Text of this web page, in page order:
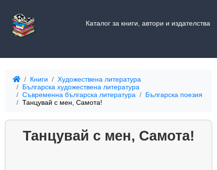
Каталог за книги, автори и издателства
Книги
Художествена литература
Българска художествена литература
Съвременна българска литература
Българска поезия
Танцувай с мен, Самота!
Танцувай с мен, Самота!